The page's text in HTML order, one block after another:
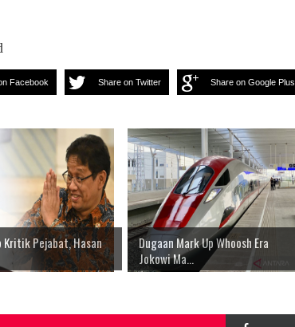
Facebook Share on Twitter Share on Google Plus
Pejabat, Hasan
Dugaan Mark Up Whoosh Era
Jokowi Ma...